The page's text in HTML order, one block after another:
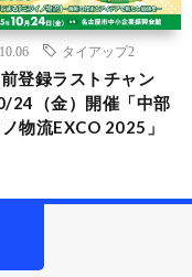
タイアップ2
登録ラストチャン
24（金）開催「中部
物流EXCO 2025」